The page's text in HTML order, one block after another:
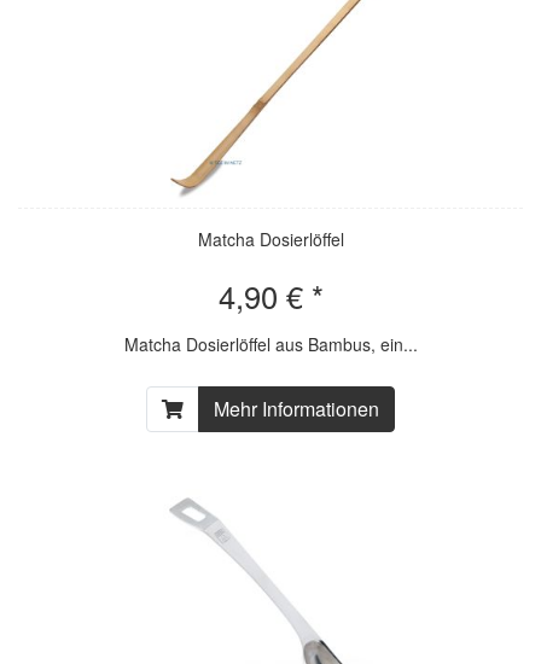
Matcha Dosierlöffel
4,90 € *
Matcha Dosierlöffel aus Bambus, ein...
Mehr Informationen